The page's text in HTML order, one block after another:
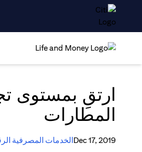
ارتقِ بمستوى
المطارات
Dec 17, 2019الخدمات المصرفية